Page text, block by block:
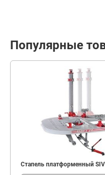
Популярные
Стапель платформенный